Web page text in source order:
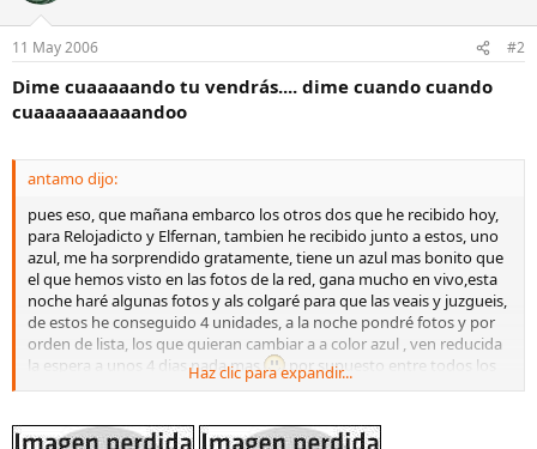
11 May 2006 #2
Dime cuaaaaando tu vendrás.... dime cuando cuando
cuaaaaaaaaaandoo
antamo dijo:
pues eso, que mañana embarco los otros dos que he recibido hoy,
para Relojadicto y Elfernan, tambien he recibido junto a estos, uno
azul, me ha sorprendido gratamente, tiene un azul mas bonito que
el que hemos visto en las fotos de la red, gana mucho en vivo,esta
noche haré algunas fotos y als colgaré para que las veais y juzgueis,
de estos he conseguido 4 unidades, a la noche pondré fotos y por
orden de lista, los que quieran cambiar a a color azul , ven reducida
la espera a unos 4 dias nada mas
por supuesto entre todos los
que quieran cambiar a azul, prevalecerá el orden de la lista, voy a
Haz clic para expandir...